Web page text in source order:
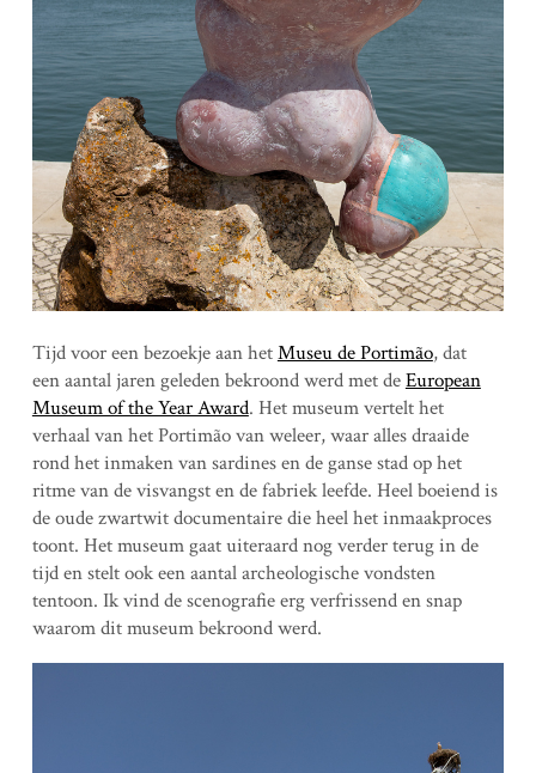
Tijd voor een bezoekje aan hetMuseu de Portimão, dat
een aantal jaren geleden bekroond werd met deEuropean
Museum of the Year Award. Het museum vertelt het
verhaal van het Portimão van weleer, waar alles draaide
rond het inmaken van sardines en de ganse stad op het
ritme van de visvangst en de fabriek leefde. Heel boeiend is
de oude zwartwit documentaire die heel het inmaakproces
toont. Het museum gaat uiteraard nog verder terug in de
tijd en stelt ook een aantal archeologische vondsten
tentoon. Ik vind de scenografie erg verfrissend en snap
waarom dit museum bekroond werd.